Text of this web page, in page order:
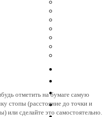
отметить на бумаге самую
стопы (расстояние до точки и
или сделайте это самостоятельно.